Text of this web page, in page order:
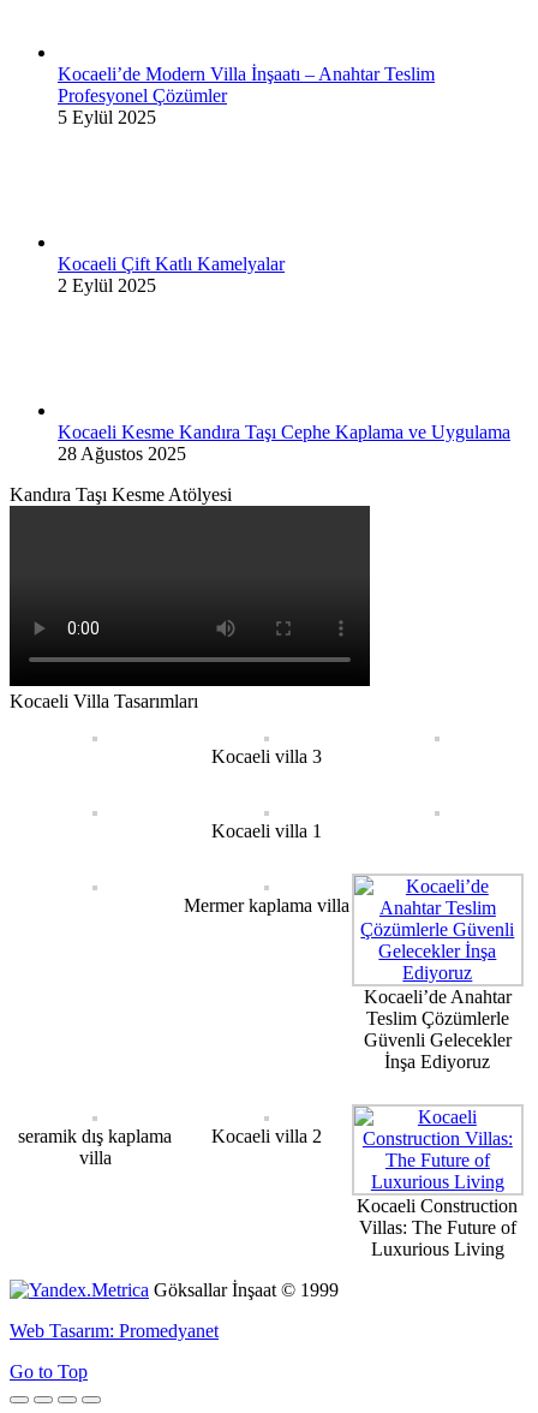
Kocaeli’de Modern Villa İnşaatı – Anahtar Teslim
Profesyonel Çözümler
5 Eylül 2025
Kocaeli Çift Katlı Kamelyalar
2 Eylül 2025
Kocaeli Kesme Kandıra Taşı Cephe Kaplama ve Uygulama
28 Ağustos 2025
Kandıra Taşı Kesme Atölyesi
Kocaeli Villa Tasarımları
Kocaeli villa 3
Kocaeli villa 1
Mermer kaplama villa
Kocaeli’de Anahtar
Teslim Çözümlerle
Güvenli Gelecekler
İnşa Ediyoruz
seramik dış kaplama
villa
Kocaeli villa 2
Kocaeli Construction
Villas: The Future of
Luxurious Living
Göksallar İnşaat © 1999
Web Tasarım: Promedyanet
Go to Top